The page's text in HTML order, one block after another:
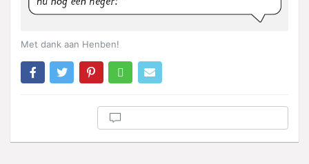
Met dank aan Henben!